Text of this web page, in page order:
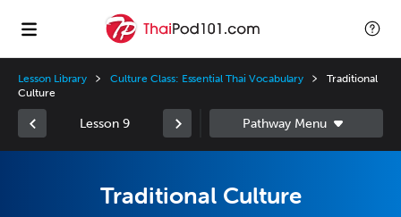
Lesson Library Culture Class: Essential Thai Vocabulary
Traditional
Culture
Lesson 9
Traditional Culture